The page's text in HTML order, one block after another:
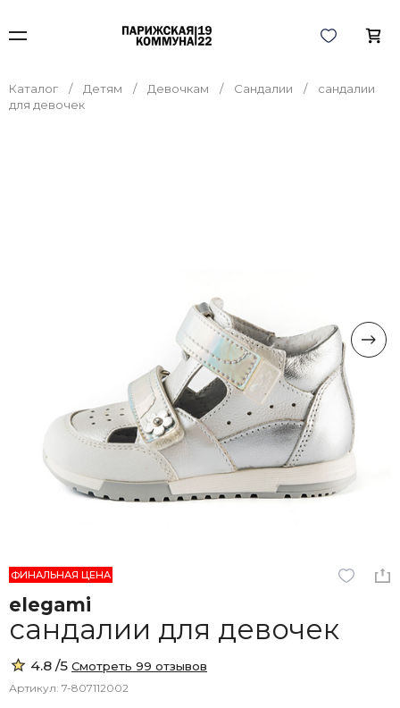
Каталог Детям Девочкам Сандалии
сандалии
для девочек
ФИНАЛЬНАЯ ЦЕНА
elegami
сандалии для девочек
4.8 /5 Смотреть 99 отзывов
Артикул: 7-807112002